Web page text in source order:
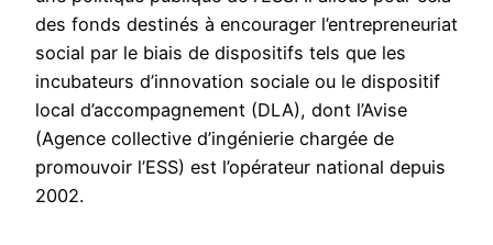
des fonds destinés à encourager l’entrepreneuriat
social par le biais de dispositifs tels que les
incubateurs d’innovation sociale ou le dispositif
local d’accompagnement (DLA), dont l’Avise
(Agence collective d’ingénierie chargée de
promouvoir l’ESS) est l’opérateur national depuis
2002.